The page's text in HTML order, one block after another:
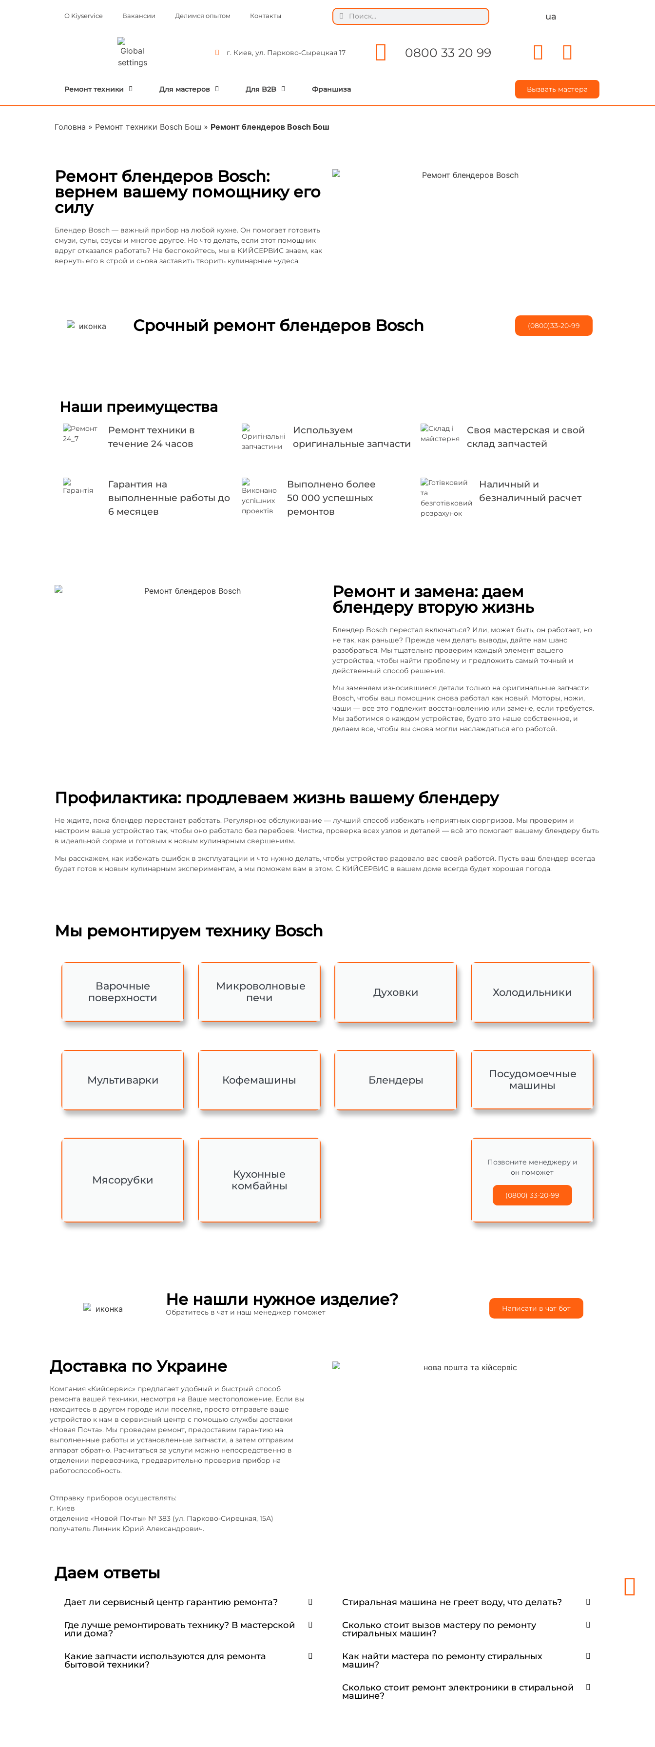
О Kiyservice Вакансии Делимся опытом Контакты ua
г. Киев, ул. Парково-Сырецкая 17 0800 33 20 99
Ремонт техники Для мастеров Для B2B Франшиза Вызвать мастера
Головна » Ремонт техники Bosch Бош » Ремонт блендеров Bosch Бош
Ремонт блендеров Bosch:
вернем вашему помощнику его
силу
Блендер Bosch — важный прибор на любой кухне. Он помогает готовить
смузи, супы, соусы и многое другое. Но что делать, если этот помощник
вдруг отказался работать? Не беспокойтесь, мы в КИЙСЕРВИС знаем, как
вернуть его в строй и снова заставить творить кулинарные чудеса.
Срочный ремонт блендеров Bosch (0800)33-20-99
Наши преимущества
Ремонт техники в
течение 24 часов
Используем
оригинальные запчасти
Своя мастерская и свой
склад запчастей
Гарантия на
выполненные работы до
6 месяцев
Выполнено более
50 000 успешных
ремонтов
Наличный и
безналичный расчет
Ремонт и замена: даем
блендеру вторую жизнь
Блендер Bosch перестал включаться? Или, может быть, он работает, но
не так, как раньше? Прежде чем делать выводы, дайте нам шанс
разобраться. Мы тщательно проверим каждый элемент вашего
устройства, чтобы найти проблему и предложить самый точный и
действенный способ решения.
Мы заменяем износившиеся детали только на оригинальные запчасти
Bosch, чтобы ваш помощник снова работал как новый. Моторы, ножи,
чаши — все это подлежит восстановлению или замене, если требуется.
Мы заботимся о каждом устройстве, будто это наше собственное, и
делаем все, чтобы вы снова могли наслаждаться его работой.
Профилактика: продлеваем жизнь вашему блендеру
Не ждите, пока блендер перестанет работать. Регулярное обслуживание — лучший способ избежать неприятных сюрпризов. Мы проверим и
настроим ваше устройство так, чтобы оно работало без перебоев. Чистка, проверка всех узлов и деталей — всё это помогает вашему блендеру быть
в идеальной форме и готовым к новым кулинарным свершениям.
Мы расскажем, как избежать ошибок в эксплуатации и что нужно делать, чтобы устройство радовало вас своей работой. Пусть ваш блендер всегда
будет готов к новым кулинарным экспериментам, а мы поможем вам в этом. С КИЙСЕРВИС в вашем доме всегда будет хорошая погода.
Мы ремонтируем технику Bosch
Варочные
поверхности
Микроволновые
печи
Духовки Холодильники
Мультиварки Кофемашины Блендеры
Посудомоечные
машины
Мясорубки
Кухонные
комбайны
Позвоните менеджеру и
он поможет
(0800) 33-20-99
Не нашли нужное изделие?
Обратитесь в чат и наш менеджер поможет Написати в чат бот
Доставка по Украине
Компания «Кийсервис» предлагает удобный и быстрый способ
ремонта вашей техники, несмотря на Ваше местоположение. Если вы
находитесь в другом городе или поселке, просто отправьте ваше
устройство к нам в сервисный центр с помощью службы доставки
«Новая Почта». Мы проведем ремонт, предоставим гарантию на
выполненные работы и установленные запчасти, а затем отправим
аппарат обратно. Расчитаться за услуги можно непосредственно в
отделении перевозчика, предварительно проверив прибор на
работоспособность.
Отправку приборов осуществлять:
г. Киев
отделение «Новой Почты» № 383 (ул. Парково-Сирецкая, 15А)
получатель Линник Юрий Александрович.
Даем ответы
Дает ли сервисный центр гарантию ремонта?
Где лучше ремонтировать технику? В мастерской
или дома?
Какие запчасти используются для ремонта
бытовой техники?
Стиральная машина не греет воду, что делать?
Сколько стоит вызов мастеру по ремонту
стиральных машин?
Как найти мастера по ремонту стиральных
машин?
Сколько стоит ремонт электроники в стиральной
машине?